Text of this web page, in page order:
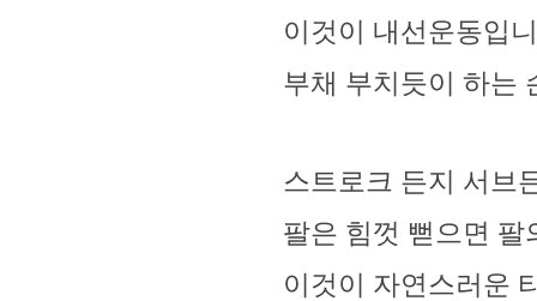
이것이 내선운동입
부채 부치듯이 하는
스트로크 든지 서브
팔은 힘껏 뻗으면 팔
이것이 자연스러운